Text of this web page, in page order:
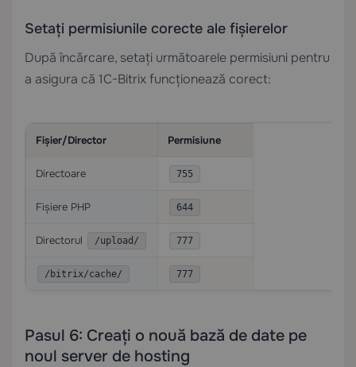
Setați permisiunile corecte ale fișierelor
După încărcare, setați următoarele permisiuni pentru
a asigura că 1C-Bitrix funcționează corect:
Fișier/Director Permisiune
Directoare 755
Fișiere PHP 644
Directorul /upload/ 777
/bitrix/cache/ 777
Pasul 6: Creați o nouă bază de date pe
noul server de hosting